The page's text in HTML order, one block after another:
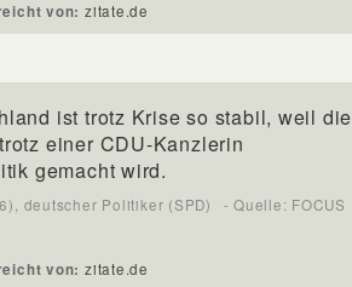
von: zitate.de
ist trotz Krise so stabil, weil die
einer CDU-Kanzlerin
gemacht wird.
deutscher Politiker (SPD) - Quelle: FOCUS
von: zitate.de